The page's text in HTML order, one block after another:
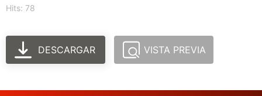
Hits: 78
DESCARGAR VISTA PREVIA